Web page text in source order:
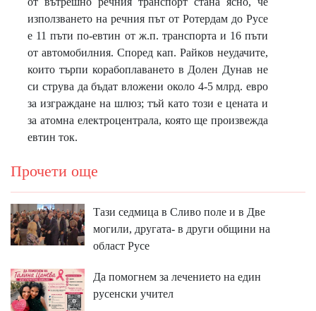
използването на речния път от Ротердам до Русе
е 11 пъти по-евтин от ж.п. транспорта и 16 пъти
от автомобилния. Според кап. Райков неудачите,
които търпи корабоплаването в Долен Дунав не
си струва да бъдат вложени около 4-5 млрд. евро
за изграждане на шлюз; тъй като този е цената и
за атомна електроцентрала, която ще произвежда
евтин ток.
Прочети още
Тази седмица в Сливо поле и в Две
могили, другата- в други общини на
област Русе
Да помогнем за лечението на един
русенски учител